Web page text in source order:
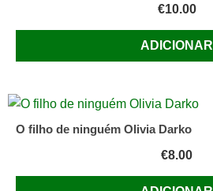
€10.00
ADICIONAR
O filho de ninguém Olivia Darko
€8.00